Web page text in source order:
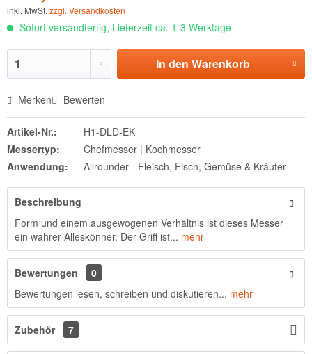
inkl. MwSt. zzgl. Versandkosten
Sofort versandfertig, Lieferzeit ca. 1-3 Werktage
In den Warenkorb
Merken Bewerten
Artikel-Nr.:
H1-DLD-EK
Messertyp:
Chefmesser | Kochmesser
Anwendung:
Allrounder - Fleisch, Fisch, Gemüse & Kräuter
Beschreibung
Form und einem ausgewogenen Verhältnis ist dieses Messer
ein wahrer Alleskönner. Der Griff ist... mehr
Bewertungen
0
Bewertungen lesen, schreiben und diskutieren... mehr
Zubehör 7